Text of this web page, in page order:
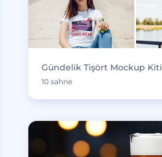
Gündelik Tişört Mockup Kiti
10 sahne